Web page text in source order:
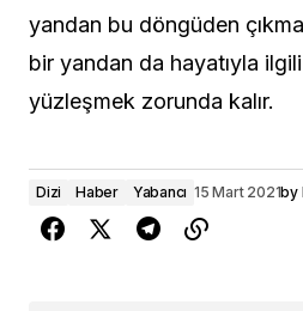
yandan bu döngüden
bir yandan da hayatıyla
yüzleşmek zorunda kalır.
Dizi Haber Yabancı 15 Mart 2021by